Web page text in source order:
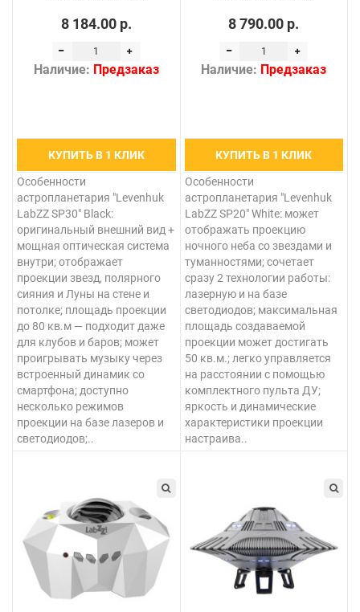
8 184.00 р.
Наличие: Предзаказ
КУПИТЬ В 1 КЛИК
Особенности
астропланетария "Levenhuk
LabZZ SP30" Black:
оригинальный внешний вид +
мощная оптическая система
внутри; отображает
проекции звезд, полярного
сияния и Луны на стене и
потолке; площадь проекции
до 80 кв.м — подходит даже
для клубов и баров; может
проигрывать музыку через
встроенный динамик со
смартфона; доступно
несколько режимов
проекции на базе лазеров и
светодиодов;..
8 790.00 р.
Наличие: Предзаказ
КУПИТЬ В 1 КЛИК
Особенности
астропланетария "Levenhuk
LabZZ SP20" White: может
отображать проекцию
ночного неба со звездами и
туманностями; сочетает
сразу 2 технологии работы:
лазерную и на базе
светодиодов; максимальная
площадь создаваемой
проекции может достигать
50 кв.м.; легко управляется
на расстоянии с помощью
комплектного пульта ДУ;
яркость и динамические
характеристики проекции
настраива..